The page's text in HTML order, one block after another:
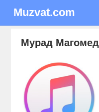
Muzvat.com
Мурад